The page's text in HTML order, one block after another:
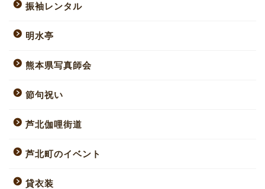
振袖レンタル
明水亭
熊本県写真師会
節句祝い
芦北伽哩街道
芦北町のイベント
貸衣装